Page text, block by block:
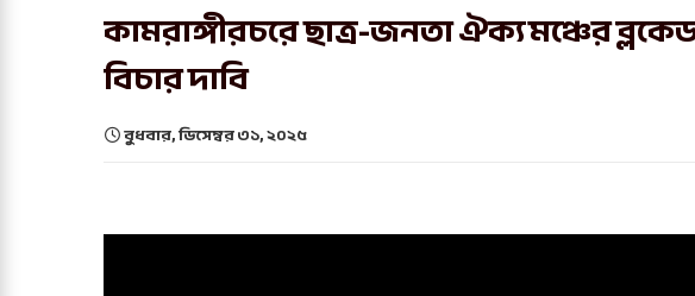
কামরাঙ্গীরচরে ছাত্র-জনতা ঐক্য মঞ্চের
বিচার দাবি
বুধবার, ডিসেম্বর ৩১, ২০২৫